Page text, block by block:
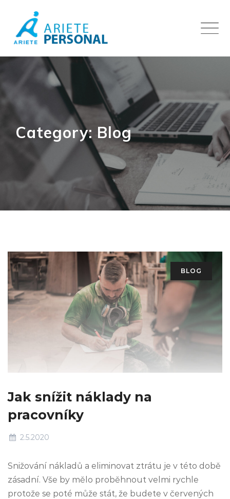
content
Category: Blog
BLOG
Jak snížit náklady na
pracovníky
2.5.2020
Snižování nákladů a eliminovat ztrátu je v této době
zásadní. Vše by mělo proběhnout velmi rychle
protože se poté může stát, že budete v červených